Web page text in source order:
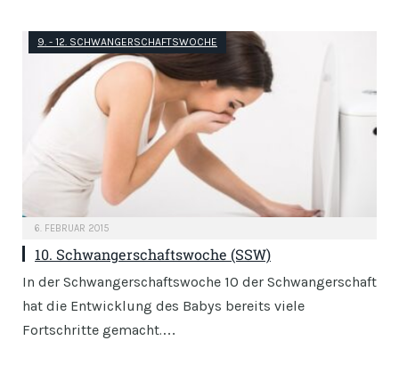
9. - 12. SCHWANGERSCHAFTSWOCHE
6. FEBRUAR 2015
10. Schwangerschaftswoche (SSW)
In der Schwangerschaftswoche 10 der Schwangerschaft
hat die Entwicklung des Babys bereits viele
Fortschritte gemacht.…